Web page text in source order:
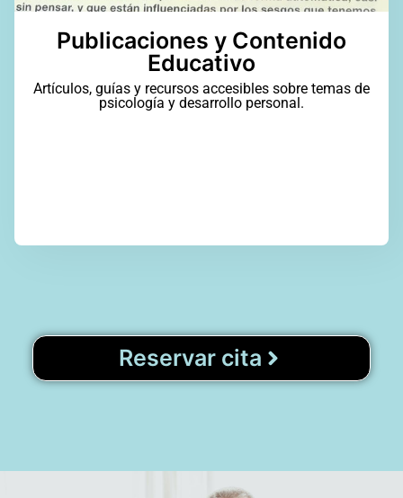
Publicaciones y Contenido
Educativo
Artículos, guías y recursos accesibles sobre temas de
psicología y desarrollo personal.
Reservar cita